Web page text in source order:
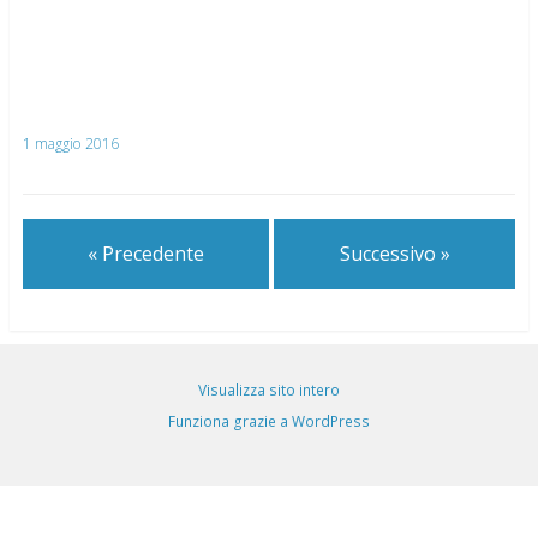
1 maggio 2016
« Precedente Successivo »
Visualizza sito intero
Funziona grazie a WordPress